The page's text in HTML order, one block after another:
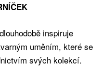
inspiruje
uměním, které se
svých kolekcí.